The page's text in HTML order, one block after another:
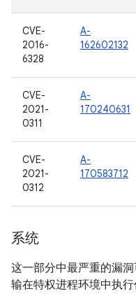
CVE-
2016-
6328
A-
162602132
CVE-
2021-
0311
A-
170240631
CVE-
2021-
0312
A-
170583712
系统
这一部分中最严重的漏
输在特权进程环境中执行